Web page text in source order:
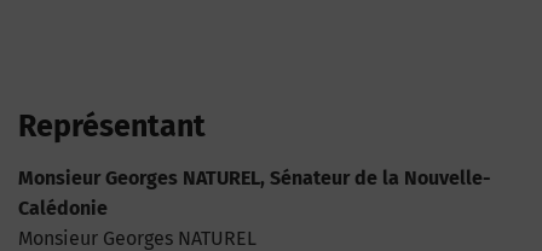
Représentant
Monsieur Georges NATUREL, Sénateur de la Nouvelle-
Calédonie
Monsieur Georges NATUREL